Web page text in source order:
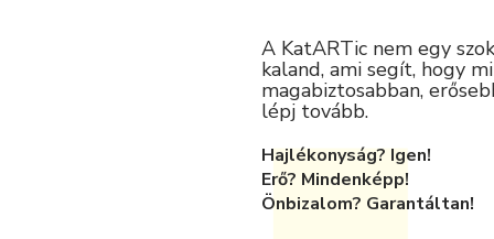
A KatARTic nem egy
kaland, ami segít, hogy
magabiztosabban,
lépj tovább.
Hajlékonyság? Igen!
Erő? Mindenképp!
Önbizalom? Garantáltan!